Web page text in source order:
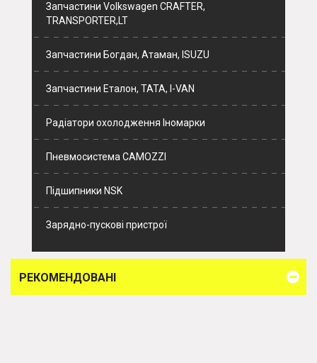
Запчастини Volkswagen CRAFTER,
TRANSPORTER,LT
Запчастини Богдан, Атаман, ISUZU
Запчастини Еталон, ТАТА, I-VAN
Радіатори охолодження Іномарки
Пневмосистема CAMOZZI
Підшипники NSK
Зарядно-пускові пристрої
РЕКОМЕНДОВАНІ